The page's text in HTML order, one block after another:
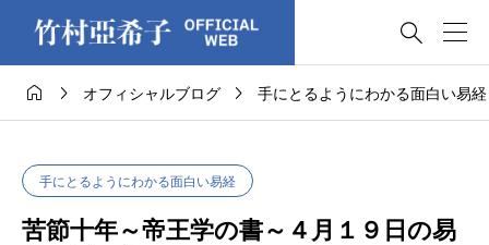

  オフィシャルブログ  手にとるようにわかる面白い易経
手にとるようにわかる面白い易経
苦節十年～帝王学の書～４月１９日の易